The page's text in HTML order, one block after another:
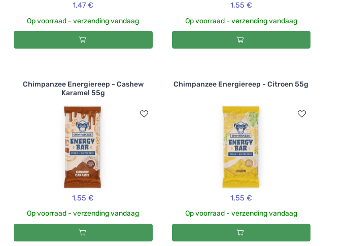
1,47 €
Op voorraad - verzending vandaag
1,55 €
Op voorraad - verzending vandaag
Chimpanzee Energiereep - Cashew
Karamel 55g
1,55 €
Op voorraad - verzending vandaag
Chimpanzee Energiereep - Citroen 55g
1,55 €
Op voorraad - verzending vandaag